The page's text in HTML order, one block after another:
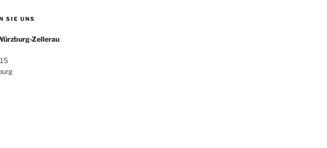
SIE UNS
Zellerau